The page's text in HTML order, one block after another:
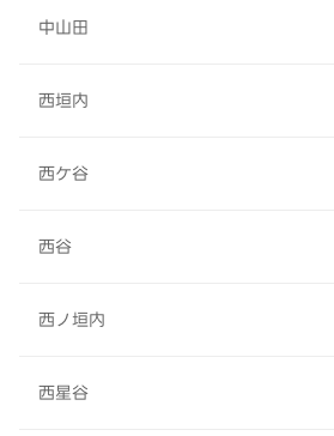
中山田
西垣内
西ケ谷
西谷
西ノ垣内
西星谷